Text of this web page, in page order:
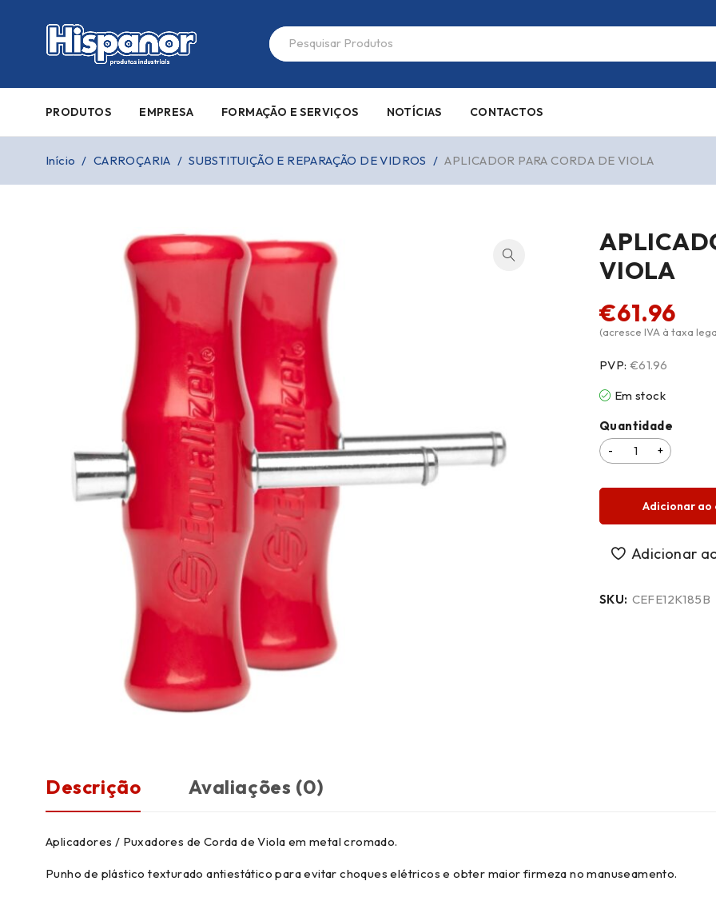
PRODUTOS EMPRESA FORMAÇÃO E SERVIÇOS NOTÍCIAS CONTACTOS
Início / CARROÇARIA / SUBSTITUIÇÃO E REPARAÇÃO DE VIDROS / APLICADOR PARA CORDA DE VIOLA
VIOLA
€61.96
(acresce IVA à taxa
PVP: €61.96
Em stock
Quantidade
Adicionar ao
SKU: CEFE12K185B
Descrição Avaliações (0)
Aplicadores / Puxadores de Corda de Viola em metal cromado.
Punho de plástico texturado antiestático para evitar choques elétricos e obter maior firmeza no manuseamento.